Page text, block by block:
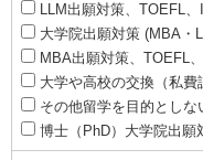
LLM出願対策、TOEFL
大学院出願対策 (MBA・
MBA出願対策、TOEFL
大学や高校の交換（私
その他留学を目的としな
博士（PhD）大学院出願